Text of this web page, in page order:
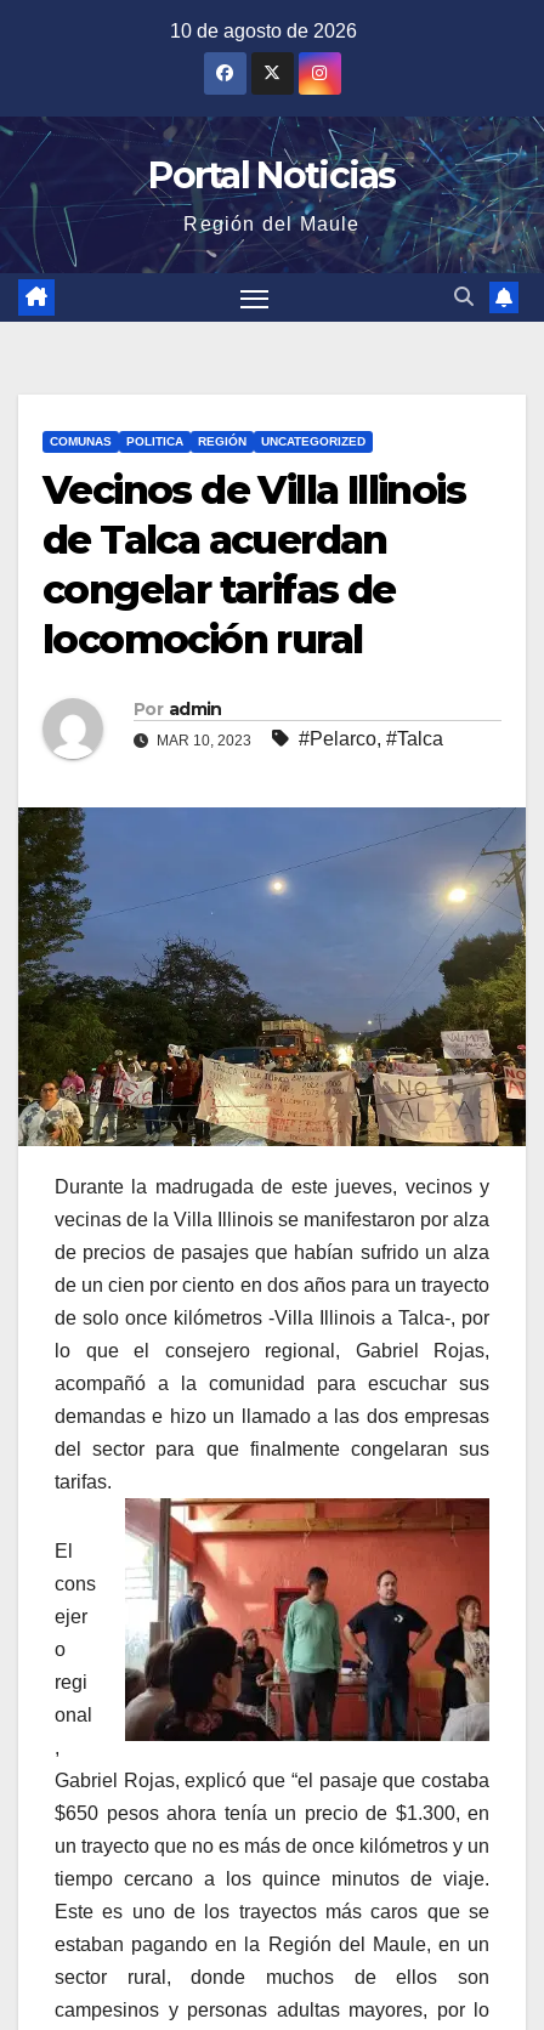
10 de agosto de 2026
Portal Noticias
Región del Maule
COMUNAS POLITICA REGIÓN UNCATEGORIZED
Vecinos de Villa Illinois
de Talca acuerdan
congelar tarifas de
locomoción rural
Por admin
MAR 10, 2023 #Pelarco, #Talca
Durante la madrugada de este jueves, vecinos y
vecinas de la Villa Illinois se manifestaron por alza
de precios de pasajes que habían sufrido un alza
de un cien por ciento en dos años para un trayecto
de solo once kilómetros -Villa Illinois a Talca-, por
lo que el consejero regional, Gabriel Rojas,
acompañó a la comunidad para escuchar sus
demandas e hizo un llamado a las dos empresas
del sector para que finalmente congelaran sus
tarifas.
El
cons
ejer
o
regi
onal
,
Gabriel Rojas, explicó que “el pasaje que costaba
$650 pesos ahora tenía un precio de $1.300, en
un trayecto que no es más de once kilómetros y un
tiempo cercano a los quince minutos de viaje.
Este es uno de los trayectos más caros que se
estaban pagando en la Región del Maule, en un
sector rural, donde muchos de ellos son
campesinos y personas adultas mayores, por lo